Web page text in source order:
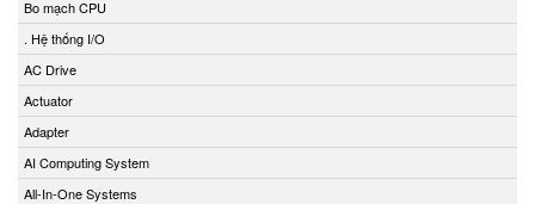
Brook Instrument Vietnam
Burkert
caimi vietnam
CanNeed
Celduc
CENTEC
Bo mạch CPU
. Hệ thống I/O
AC Drive
Actuator
Adapter
AI Computing System
All-In-One Systems